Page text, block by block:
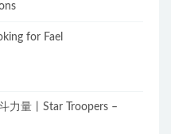
for Fael
力量丨Star Troopers –